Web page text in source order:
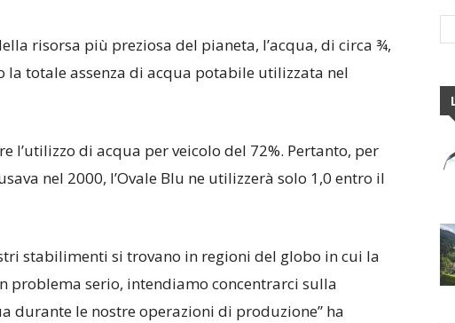
risorsa più preziosa del pianeta, l’acqua, di circa ¾,
la totale assenza di acqua potabile utilizzata nel
l’utilizzo di acqua per veicolo del 72%. Pertanto, per
nel 2000, l’Ovale Blu ne utilizzerà solo 1,0 entro il
stabilimenti si trovano in regioni del globo in cui la
problema serio, intendiamo concentrarci sulla
durante le nostre operazioni di produzione” ha